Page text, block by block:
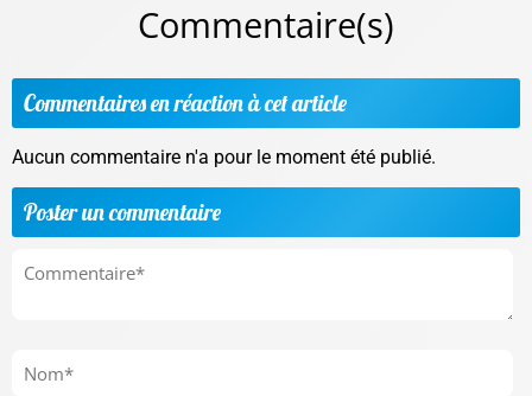
Commentaire(s)
Commentaires en réaction à cet article
Aucun commentaire n'a pour le moment été publié.
Poster un commentaire